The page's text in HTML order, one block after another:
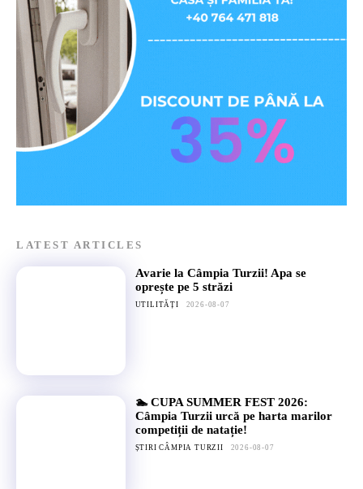
LATEST ARTICLES
Avarie la Câmpia Turzii! Apa se
oprește pe 5 străzi
UTILITĂȚI 2026-08-07
🏊 CUPA SUMMER FEST 2026:
Câmpia Turzii urcă pe harta marilor
competiții de natație!
ȘTIRI CÂMPIA TURZII 2026-08-07